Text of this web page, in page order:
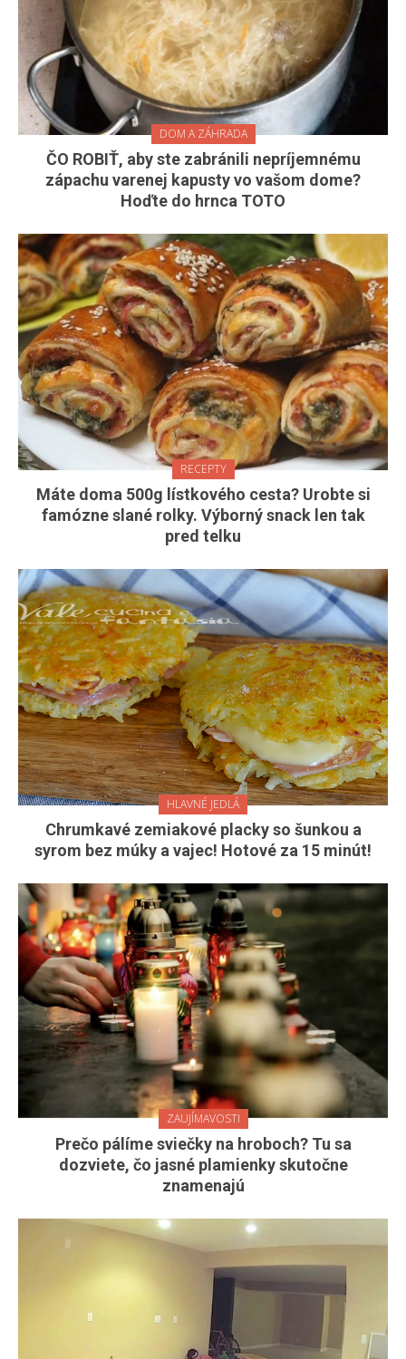
DOM A ZÁHRADA
ČO ROBIŤ, aby ste zabránili nepríjemnému
zápachu varenej kapusty vo vašom dome?
Hoďte do hrnca TOTO
RECEPTY
Máte doma 500g lístkového cesta? Urobte si
famózne slané rolky. Výborný snack len tak
pred telku
HLAVNÉ JEDLÁ
Chrumkavé zemiakové placky so šunkou a
syrom bez múky a vajec! Hotové za 15 minút!
ZAUJÍMAVOSTI
Prečo pálíme sviečky na hroboch? Tu sa
dozviete, čo jasné plamienky skutočne
znamenajú